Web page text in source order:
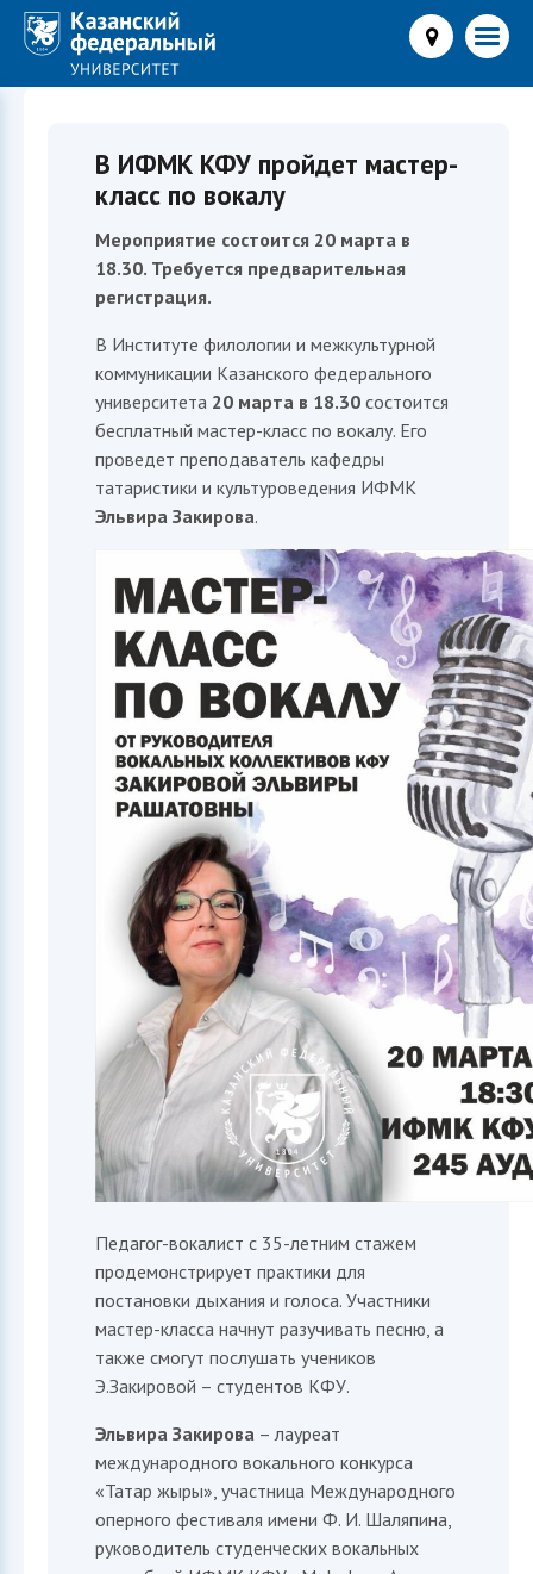
В ИФМК КФУ пройдет мастер-
класс по вокалу
Мероприятие состоится 20 марта в
18.30. Требуется предварительная
регистрация.
В Институте филологии и межкультурной
коммуникации Казанского федерального
университета 20 марта в 18.30 состоится
бесплатный мастер-класс по вокалу. Его
проведет преподаватель кафедры
татаристики и культуроведения ИФМК
Эльвира Закирова.
Педагог-вокалист с 35-летним стажем
продемонстрирует практики для
постановки дыхания и голоса. Участники
мастер-класса начнут разучивать песню, а
также смогут послушать учеников
Э.Закировой – студентов КФУ.
Эльвира Закирова – лауреат
международного вокального конкурса
«Татар жыры», участница Международного
оперного фестиваля имени Ф. И. Шаляпина,
руководитель студенческих вокальных
София
ИИ-ассистент приемной комиссии ИФМК КФУ